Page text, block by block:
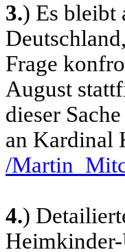
3.) Es bleibt
Frage
August
dieser
an Kardinal
/
4.)